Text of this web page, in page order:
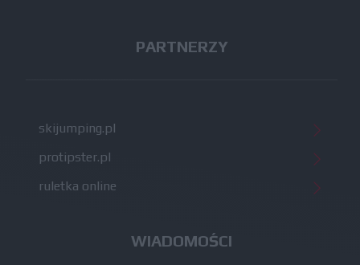
PARTNERZY
skijumping.pl
protipster.pl
ruletka online
WIADOMOŚCI